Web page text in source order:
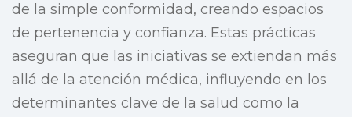
de la simple conformidad, creando espacios
de pertenencia y confianza. Estas prácticas
aseguran que las iniciativas se extiendan más
allá de la atención médica, influyendo en los
determinantes clave de la salud como la